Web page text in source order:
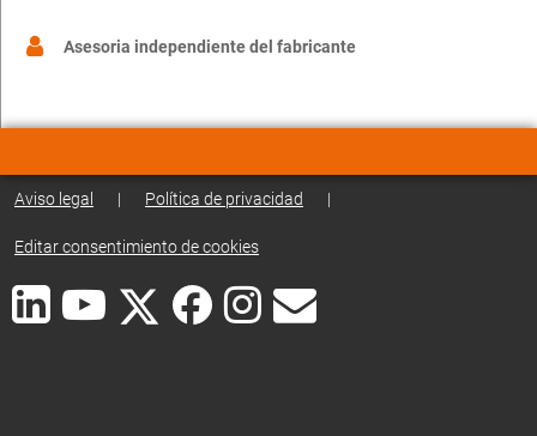
Asesoria independiente del fabricante
Aviso legal | Política de privacidad |
Editar consentimiento de cookies